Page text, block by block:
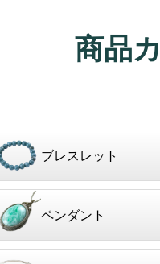
商品
ブレスレット
ペンダント